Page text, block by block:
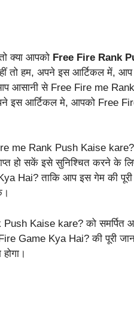
क्या आपको Free Fire Rank
तो हम, अपने इस आर्टिकल में,
आसानी से Free Fire me
इस आर्टिकल मे, आपको Free
Rank Push Kaise kare?
हो सकें इसे सुनिश्चित करने के
Hai? ताकि आप इस गेम की
Kaise kare? को समर्पित
Game Kya Hai? की पूरी